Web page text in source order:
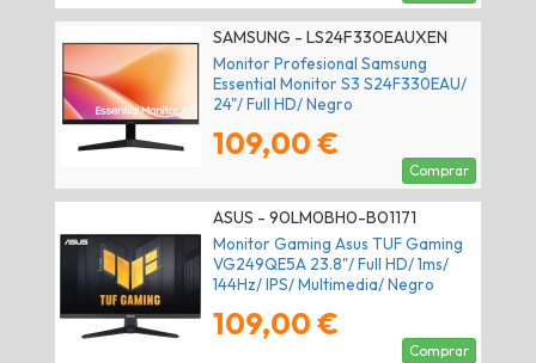
SAMSUNG - LS24F330EAUXEN
Monitor Profesional Samsung
Essential Monitor S3 S24F330EAU/
24"/ Full HD/ Negro
109,00 €
Comprar
ASUS - 90LM0BH0-B01171
Monitor Gaming Asus TUF Gaming
VG249QE5A 23.8"/ Full HD/ 1ms/
144Hz/ IPS/ Multimedia/ Negro
109,00 €
Comprar